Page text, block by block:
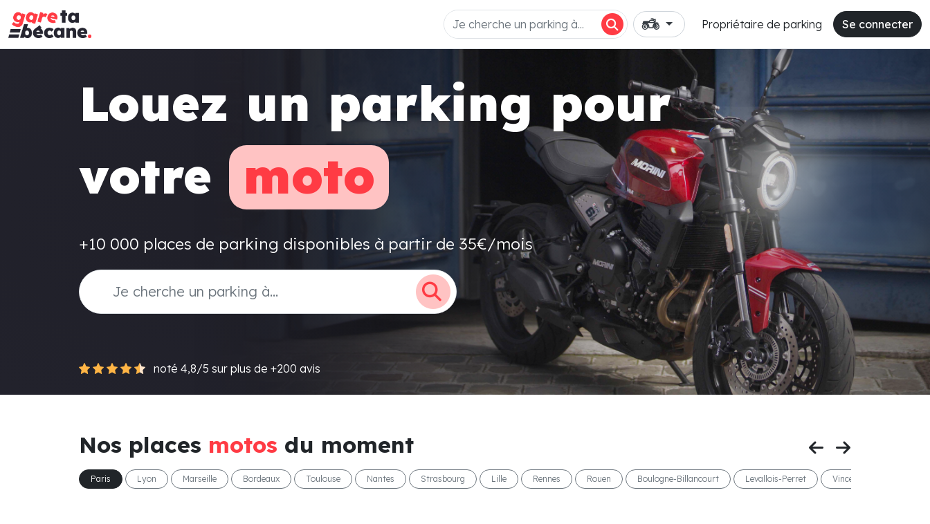
Propriétaire de parking Se connecter
Louez un parking pour
votre moto
+10 000 places de parking disponibles à partir de 35€/mois
noté 4,8/5 sur plus de +200 avis
Nos places motos du moment
Paris Lyon Marseille Bordeaux Toulouse Nantes Strasbourg Lille Rennes Rouen Boulogne-Billancourt Levallois-Perret Vincennes